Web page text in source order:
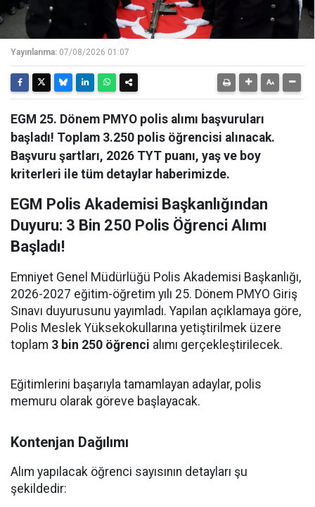
Yayınlanma: 07/08/2026 01:07
EGM 25. Dönem PMYO polis alımı başvuruları
başladı! Toplam 3.250 polis öğrencisi alınacak.
Başvuru şartları, 2026 TYT puanı, yaş ve boy
kriterleri ile tüm detaylar haberimizde.
EGM Polis Akademisi Başkanlığından
Duyuru: 3 Bin 250 Polis Öğrenci Alımı
Başladı!
Emniyet Genel Müdürlüğü Polis Akademisi Başkanlığı,
2026-2027 eğitim-öğretim yılı 25. Dönem PMYO Giriş
Sınavı duyurusunu yayımladı. Yapılan açıklamaya göre,
Polis Meslek Yüksekokullarına yetiştirilmek üzere
toplam 3 bin 250 öğrenci alımı gerçekleştirilecek.
Eğitimlerini başarıyla tamamlayan adaylar, polis
memuru olarak göreve başlayacak.
Kontenjan Dağılımı
Alım yapılacak öğrenci sayısının detayları şu
şekildedir: